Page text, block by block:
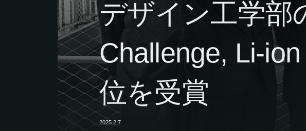
デザイン工学部
Challenge, Li-
位を受賞
2025.2.7